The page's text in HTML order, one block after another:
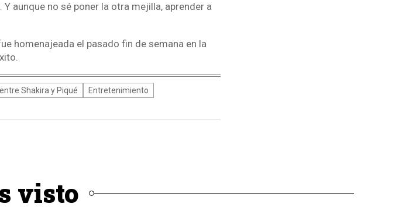
. Y aunque no sé poner la otra mejilla, aprender a
homenajeada el pasado fin de semana en la
Shakira y Piqué
Entretenimiento
visto